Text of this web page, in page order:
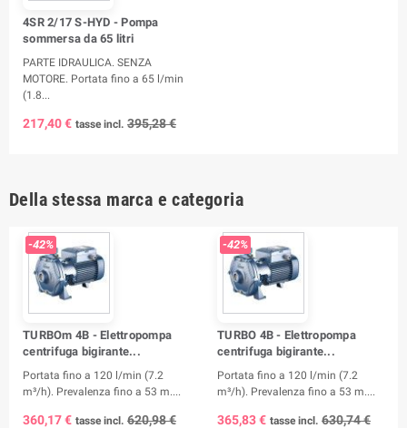
4SR 2/17 S-HYD - Pompa
sommersa da 65 litri
PARTE IDRAULICA. SENZA
MOTORE. Portata fino a 65 l/min
(1.8...
217,40 € tasse incl. 395,28 €
Della stessa marca e categoria
-42%
TURBOm 4B - Elettropompa
centrifuga bigirante...
Portata fino a 120 l/min (7.2
m³/h). Prevalenza fino a 53 m....
360,17 € tasse incl. 620,98 €
-42%
TURBO 4B - Elettropompa
centrifuga bigirante...
Portata fino a 120 l/min (7.2
m³/h). Prevalenza fino a 53 m....
365,83 € tasse incl. 630,74 €